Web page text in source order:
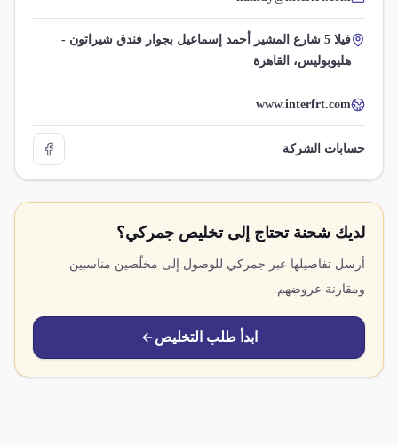
فيلا 5 شارع المشير أحمد إسماعيل بجوار فندق شيراتون -
هليوبوليس، القاهرة
www.interfrt.com
حسابات الشركة
لديك شحنة تحتاج إلى تخليص جمركي؟
أرسل تفاصيلها عبر جمركي للوصول إلى مخلّصين مناسبين
ومقارنة عروضهم.
ابدأ طلب التخليص